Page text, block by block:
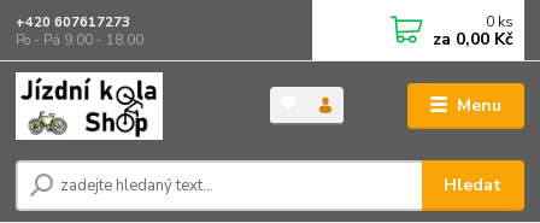
Menu
Hledat
+420 607617273
Po - Pá 9.00 - 18.00
0 ks
za 0,00 Kč